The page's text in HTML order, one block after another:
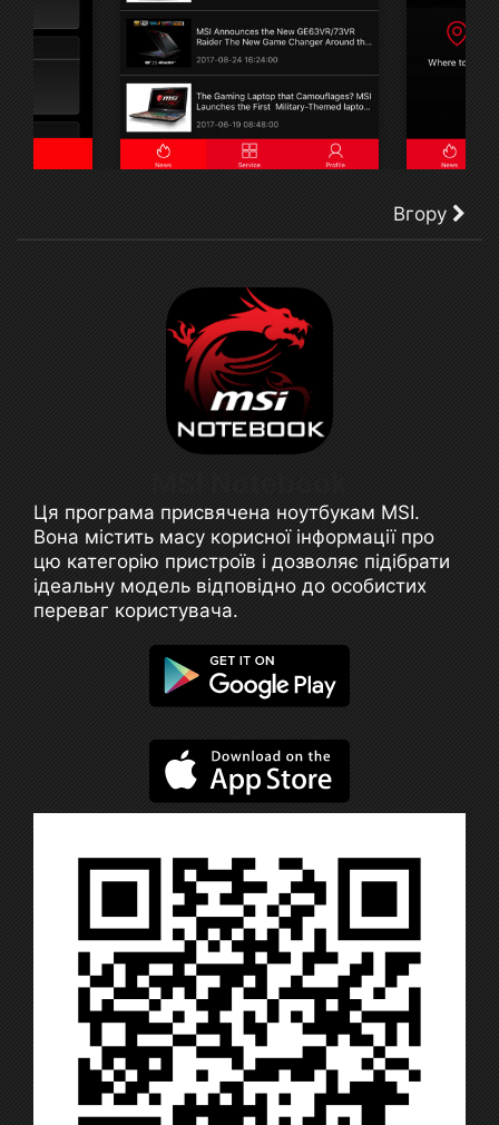
Вгору
Ця програма присвячена ноутбукам MSI.
Вона містить масу корисної інформації про
цю категорію пристроїв і дозволяє підібрати
ідеальну модель відповідно до особистих
переваг користувача.